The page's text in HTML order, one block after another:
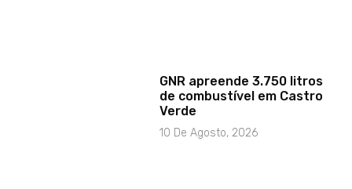
GNR apreende 3.750 litros
de combustível em Castro
Verde
10 De Agosto, 2026